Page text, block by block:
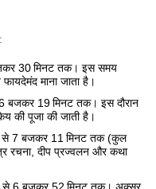
30 मिनट तक। इस समय
माना जाता है।
बजकर 19 मिनट तक। इस दौरान
की पूजा की जाती है।
से 7 बजकर 11 मिनट तक (कुल
रचना, दीप प्रज्वलन और कथा